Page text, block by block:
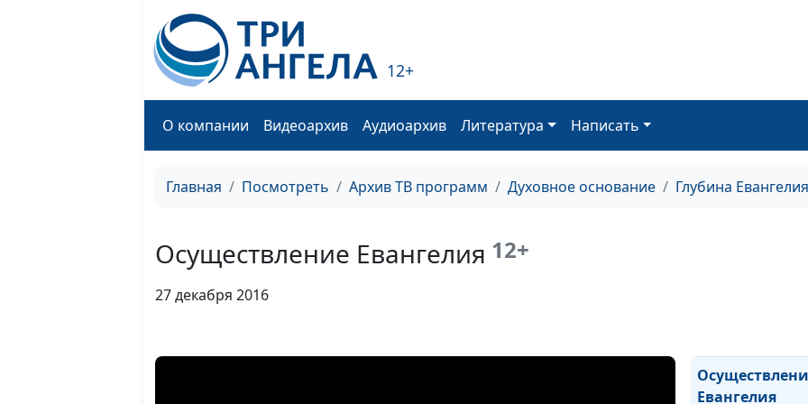
12+
О компании Видеоархив Аудиоархив Литература Написать
Главная Посмотреть Архив ТВ программ Духовное основание Глубина Евангелия
Осуществление Евангелия 12+
27 декабря 2016
воплощения
Евангелия